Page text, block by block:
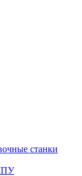
станки